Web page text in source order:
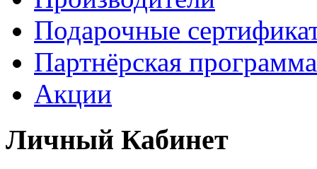
Подарочные
Партнёрская программа
Акции
Личный Кабинет